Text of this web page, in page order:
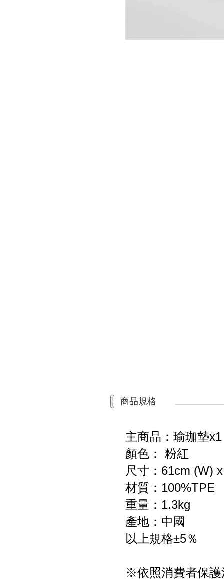
商品規格
主商品：瑜珈墊x1
顏色： 粉紅
尺寸：61cm (W)
材質：100%TPE
重量：1.3kg
產地：中國
以上規格±5％
※依照消費者保護